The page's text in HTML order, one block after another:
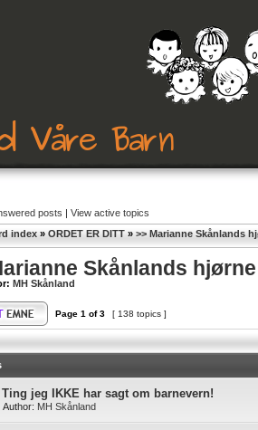
posts | View active topics
index » ORDET ER DITT » >> Marianne Skånlands
Skånlands hjørne
MH Skånland
Page 1 of3 [ 138 topics ]
Ting jeg IKKE har sagt om barnevern!
Author: MH Skånland